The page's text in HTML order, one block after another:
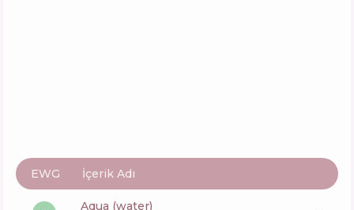
EWG İçerik Adı
aqua (water)